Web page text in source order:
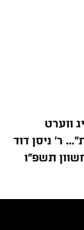
ווערט
ר’ ניסן דוד
תשפ”ו